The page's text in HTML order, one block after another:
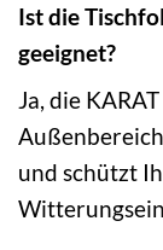
Ist die
geeignet?
Ja, die
und schützt